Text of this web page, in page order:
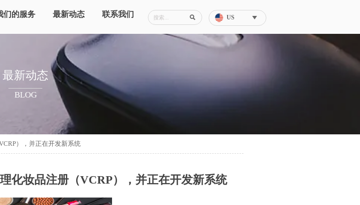
们的服务 最新动态 联系我们  US 
最新动态
BLOG
），并正在开发新系统
化妆品注册（VCRP），并正在开发新系统